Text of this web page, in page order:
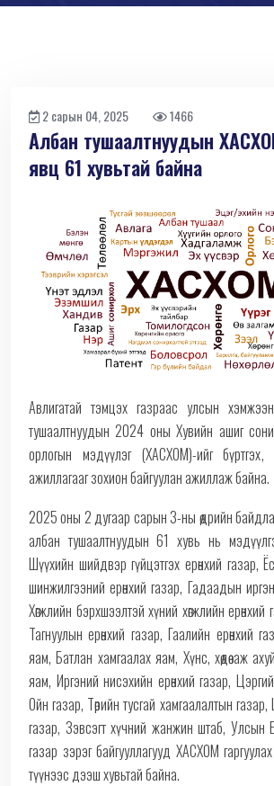
2 сарын 04, 2025 1466
Албан тушаалтнуудын ХАСХОМ
явц 61 хувьтай байна
Авлигатай тэмцэх газраас улсын
тушаалтнуудын 2024 оны Хувийн ашиг
орлогын мэдүүлэг (ХАСХОМ)-ийг
ажиллагааг зохион байгуулан ажиллаж байна.
2025 оны 2 дугаар сарын 3-ны өдрийн
албан тушаалтнуудын 61 хувь нь
Шүүхийн шийдвэр гүйцэтгэх ерөнхий газар,
шинжилгээний ерөнхий газар, Гадаадын
Хөгжлийн бэрхшээлтэй хүний хөгжлийн
Тагнуулын ерөнхий газар, Гаалийн ерөнхий
яам, Батлан хамгаалах яам, Хүнс, хөдөө аж
яам, Иргэний нисэхийн ерөнхий газар,
Ойн газар, Төрийн тусгай хамгаалалтын газар,
газар, Зэвсэгт хүчний жанжин штаб, Улсын
газар зэрэг байгууллагууд ХАСХОМ
түүнээс дээш хувьтай байна.